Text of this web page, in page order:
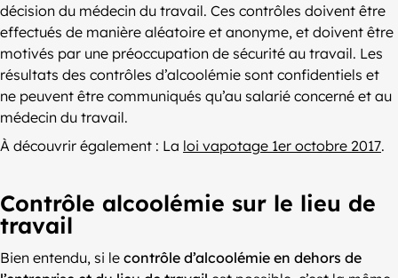
décision du médecin du travail. Ces contrôles doivent être
effectués de manière aléatoire et anonyme, et doivent être
motivés par une préoccupation de sécurité au travail. Les
résultats des contrôles d’alcoolémie sont confidentiels et
ne peuvent être communiqués qu’au salarié concerné et au
médecin du travail.
À découvrir également : La loi vapotage 1er octobre 2017.
Contrôle alcoolémie sur le lieu de
travail
Bien entendu, si le contrôle d’alcoolémie en dehors de